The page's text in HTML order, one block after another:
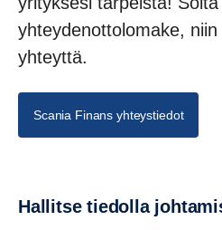
yhteydenottolomake,
yhteyttä.
Scania Finans yhteystiedot
Rahoitus
Hallitse tiedolla